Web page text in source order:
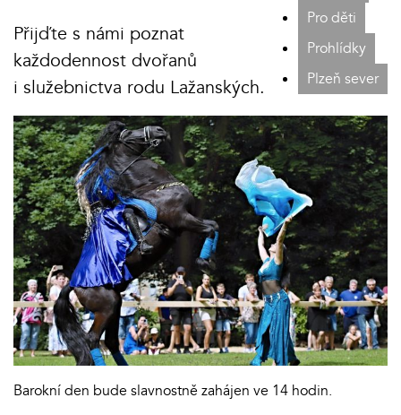
Pro děti
Prohlídky
Plzeň sever
Přijďte s námi poznat
každodennost dvořanů
i služebnictva rodu Lažanských.
Barokní den bude slavnostně zahájen ve 14 hodin.